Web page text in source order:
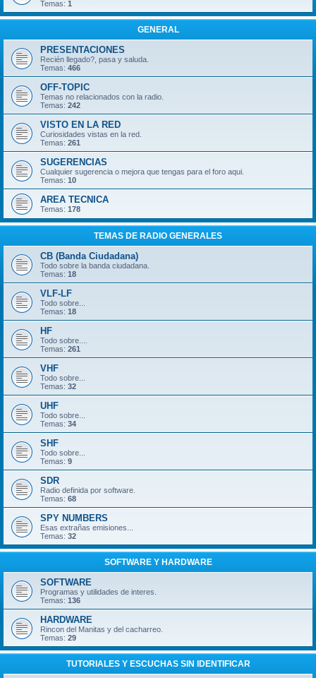
Temas: 1
GENERAL
PRESENTACIONES
Recién llegado?, pasa y saluda.
Temas: 466
OFF-TOPIC
Temas no relacionados con la radio.
Temas: 242
VISTO EN LA RED
Curiosidades vistas en la red.
Temas: 261
SUGERENCIAS
Cualquier sugerencia o mejora que tengas para el foro aqui.
Temas: 10
AREA TECNICA
Temas: 178
TEMAS DE RADIO GENERALES
CB (Banda Ciudadana)
Todo sobre la banda ciudadana.
Temas: 18
VLF-LF
Todo sobre...
Temas: 18
HF
Todo sobre....
Temas: 261
VHF
Todo sobre...
Temas: 32
UHF
Todo sobre...
Temas: 34
SHF
Todo sobre...
Temas: 9
SDR
Radio definida por software.
Temas: 68
SPY NUMBERS
Esas extrañas emisiones...
Temas: 32
SOFTWARE Y HARDWARE
SOFTWARE
Programas y utilidades de interes.
Temas: 136
HARDWARE
Rincon del Manitas y del cacharreo.
Temas: 29
TUTORIALES Y ESCUCHAS SIN IDENTIFICAR